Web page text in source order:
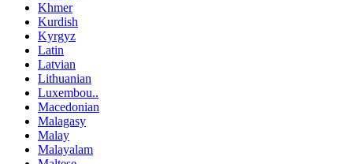
Khmer
Kurdish
Kyrgyz
Latin
Latvian
Lithuanian
Luxembou..
Macedonian
Malagasy
Malay
Malayalam